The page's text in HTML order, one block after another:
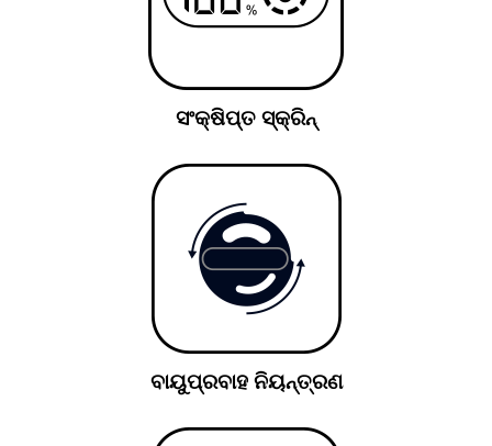
ସଂକ୍ଷିପ୍ତ ସ୍କ୍ରିନ୍
ବାୟୁପ୍ରବାହ ନିୟନ୍ତ୍ରଣ